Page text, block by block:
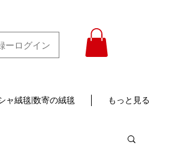
ーログイン
ャ絨毯|数寄の絨毯 もっと見る